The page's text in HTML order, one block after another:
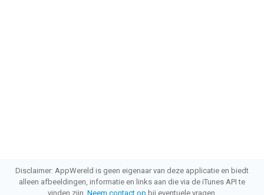
Disclaimer: AppWereld is geen eigenaar van deze applicatie en biedt
alleen afbeeldingen, informatie en links aan die via de iTunes API te
vinden zijn. Neem contact op bij eventuele vragen.